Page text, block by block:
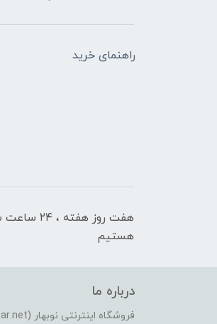
راهنمای خرید
هفت روز
هستیم
درباره ما